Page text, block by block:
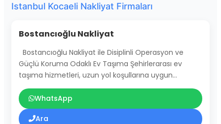
Istanbul Kocaeli Nakliyat Firmaları
Bostancıoğlu Nakliyat
Bostancıoğlu Nakliyat ile Disiplinli Operasyon ve
Güçlü Koruma Odaklı Ev Taşıma Şehirlerarası ev
taşıma hizmetleri, uzun yol koşullarına uygun…
WhatsApp
Ara